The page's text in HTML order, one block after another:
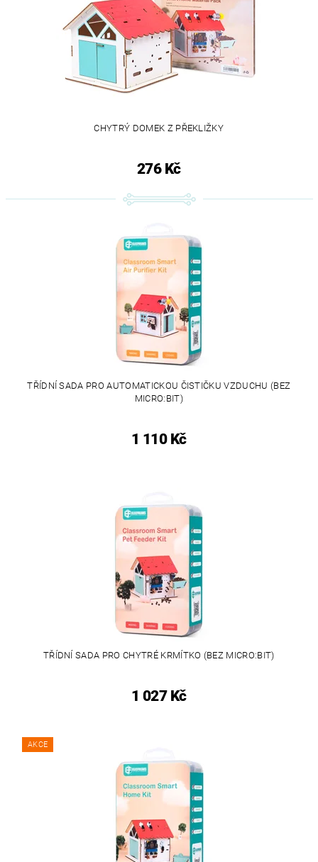
CHYTRÝ DOMEK Z PŘEKLIŽKY
276 Kč
TŘÍDNÍ SADA PRO AUTOMATICKOU ČISTIČKU VZDUCHU (BEZ
MICRO:BIT)
1 110 Kč
TŘÍDNÍ SADA PRO CHYTRÉ KRMÍTKO (BEZ MICRO:BIT)
1 027 Kč
AKCE